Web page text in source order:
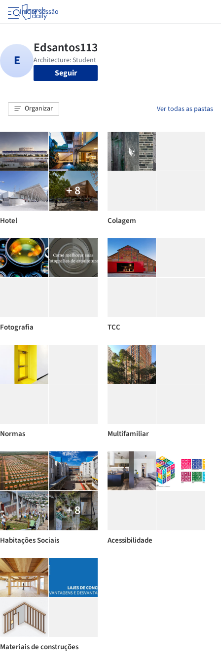
Iniciar sessão
Seguir
Organizar Ver todas as pastas
+ 8
Hotel Colagem
Fotografia TCC
Normas Multifamiliar
+ 8
Habitações Sociais Acessibilidade
Materiais de construções